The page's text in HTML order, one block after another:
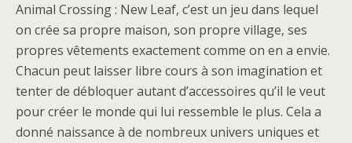
Animal Crossing : New Leaf, c’est un jeu dans lequel
on crée sa propre maison, son propre village, ses
propres vêtements exactement comme on en a envie.
Chacun peut laisser libre cours à son imagination et
tenter de débloquer autant d’accessoires qu’il le veut
pour créer le monde qui lui ressemble le plus. Cela a
donné naissance à de nombreux univers uniques et